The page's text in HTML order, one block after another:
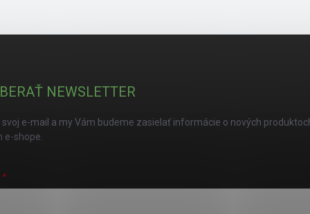
NEWSLETTER
svoj e-mail a my Vám budeme zasielať informácie o nových
e-shope.